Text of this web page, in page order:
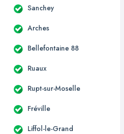
Sanchey
Arches
Bellefontaine 88
Ruaux
Rupt-sur-Moselle
Fréville
Liffol-le-Grand